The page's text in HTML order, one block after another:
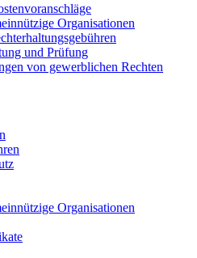
Organisationen
und Prüfung
von gewerblichen Rechten
Organisationen